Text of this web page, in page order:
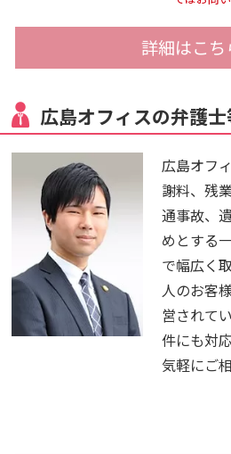
詳細はこち
広島オフィスの弁護
広島オフ
謝料、残
通事故、
めとする
で幅広く
人のお客
営されて
件にも対
気軽にご